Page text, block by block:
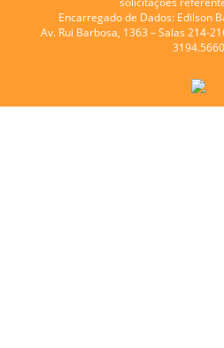
Encarregado de Dados: Edilson
Av. Rui Barbosa, 1363 – Salas 214-
3194.5660